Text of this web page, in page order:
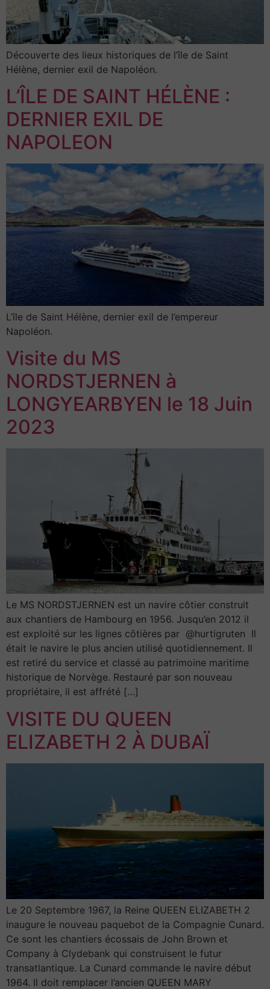
Découverte des lieux historiques de l’île de Saint
Hélène, dernier exil de Napoléon.
L’ÎLE DE SAINT HÉLÈNE :
DERNIER EXIL DE
NAPOLEON
L’île de Saint Hélène, dernier exil de l’empereur
Napoléon.
Visite du MS
NORDSTJERNEN à
LONGYEARBYEN le 18 Juin
2023
Le MS NORDSTJERNEN est un navire côtier construit
aux chantiers de Hambourg en 1956. Jusqu’en 2012 il
est exploité sur les lignes côtières par @hurtigruten Il
était le navire le plus ancien utilisé quotidiennement. Il
est retiré du service et classé au patrimoine maritime
historique de Norvège. Restauré par son nouveau
propriétaire, il est affrété […]
VISITE DU QUEEN
ELIZABETH 2 À DUBAÏ
Le 20 Septembre 1967, la Reine QUEEN ELIZABETH 2
inaugure le nouveau paquebot de la Compagnie Cunard.
Ce sont les chantiers écossais de John Brown et
Company à Clydebank qui construisent le futur
transatlantique. La Cunard commande le navire début
1964. Il doit remplacer l’ancien QUEEN MARY